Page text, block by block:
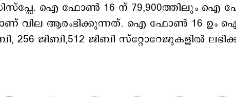
ഡിസ്പ്ലേ. ഐ ഫോണ്‍ 16 ന് 79,900ത്തിലും ഐ
വില ആരംഭിക്കുന്നത്. ഐ ഫോണ്‍ 16
256 ജിബി,512 ജിബി സ്റ്റോറേജുകളില്‍